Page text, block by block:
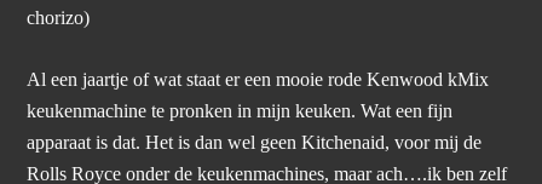
chorizo)
Al een jaartje of wat staat er een mooie rode Kenwood kMix
keukenmachine te pronken in mijn keuken. Wat een fijn
apparaat is dat. Het is dan wel geen Kitchenaid, voor mij de
Rolls Royce onder de keukenmachines, maar ach….ik ben zelf